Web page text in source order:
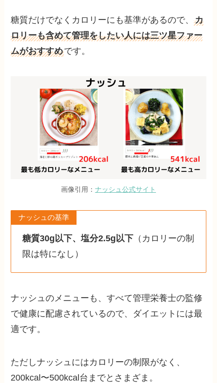
糖質だけでなくカロリーにも基準があるので、カ
ロリーも含めて管理をしたい人には三ツ星ファー
ムがおすすめです。
画像引用： ナッシュ公式サイト
ナッシュの基準
糖質30g以下、塩分2.5g以下（カロリーの制
限は特になし）
ナッシュのメニューも、すべて管理栄養士の監修
で健康に配慮されているので、ダイエットには最
適です。
ただしナッシュにはカロリーの制限がなく、
200kcal〜500kcal台までとさまざま。